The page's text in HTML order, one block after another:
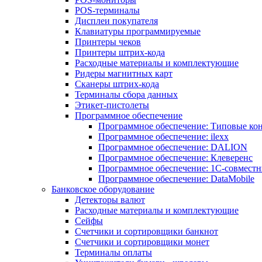
POS-терминалы
Дисплеи покупателя
Клавиатуры программируемые
Принтеры чеков
Принтеры штрих-кода
Расходные материалы и комплектующие
Ридеры магнитных карт
Сканеры штрих-кода
Терминалы сбора данных
Этикет-пистолеты
Программное обеспечение
Программное обеспечение: Типовые
Программное обеспечение: ilexx
Программное обеспечение: DALION
Программное обеспечение: Клеверенс
Программное обеспечение: 1С-
Программное обеспечение: DataMobile
Банковское оборудование
Детекторы валют
Расходные материалы и комплектующие
Сейфы
Счетчики и сортировщики банкнот
Счетчики и сортировщики монет
Терминалы оплаты